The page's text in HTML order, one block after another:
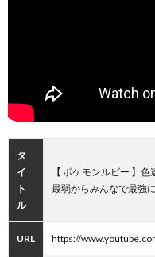
タ
イ
ト
ル
【 ポケモンルビー 】
最弱からみんなで最強
URL https://